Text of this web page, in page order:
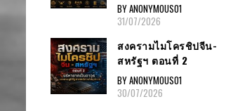
BY ANONYMOUS01
31/07/2026
สงครามไมโครชิปจีน-
สหรัฐฯ ตอนที่ 2
BY ANONYMOUS01
30/07/2026